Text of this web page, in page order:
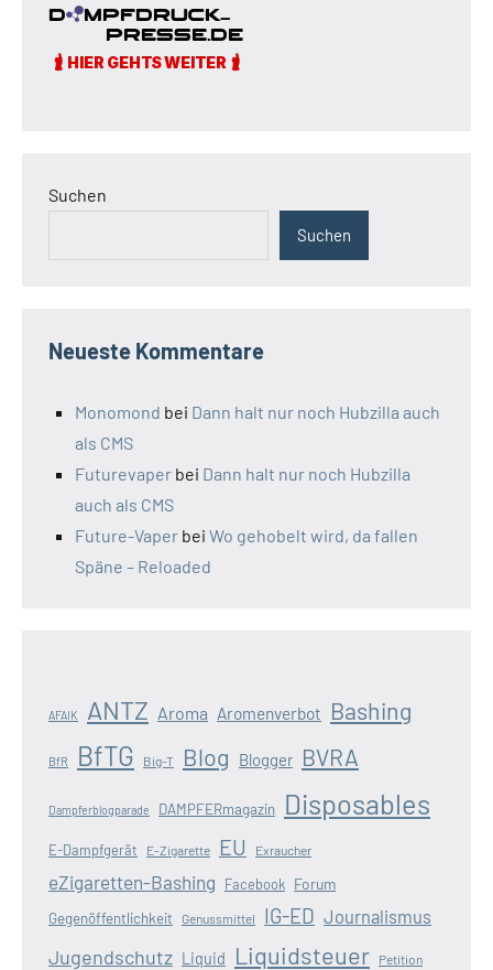
Suchen
Suchen
Neueste Kommentare
Monomond bei Dann halt nur noch Hubzilla auch
als CMS
Futurevaper bei Dann halt nur noch Hubzilla
auch als CMS
Future-Vaper bei Wo gehobelt wird, da fallen
Späne – Reloaded
AFAIK ANTZ Aroma Aromenverbot Bashing
BfR BfTG Big-T Blog Blogger BVRA
Dampferblogparade DAMPFERmagazin Disposables
E-Dampfgerät E-Zigarette EU Exraucher
eZigaretten-Bashing Facebook Forum
Gegenöffentlichkeit Genussmittel IG-ED Journalismus
Jugendschutz Liquid Liquidsteuer Petition